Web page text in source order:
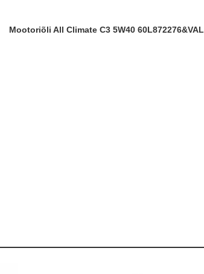
Mootoriõli All Climate C3 5W40 60L872276&VAL